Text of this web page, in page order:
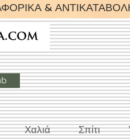
&
Χαλιά Σπίτι